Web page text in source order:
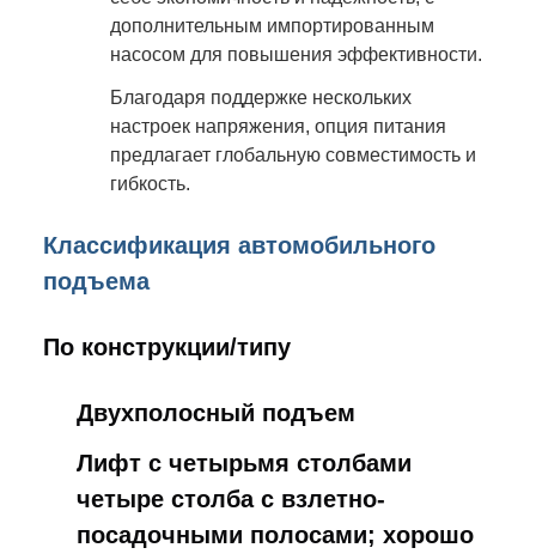
дополнительным импортированным
насосом для повышения эффективности.
Благодаря поддержке нескольких
настроек напряжения, опция питания
предлагает глобальную совместимость и
гибкость.
Классификация автомобильного
подъема
По конструкции/типу
Двухполосный подъем
Лифт с четырьмя столбами
четыре столба с взлетно-
посадочными полосами; хорошо